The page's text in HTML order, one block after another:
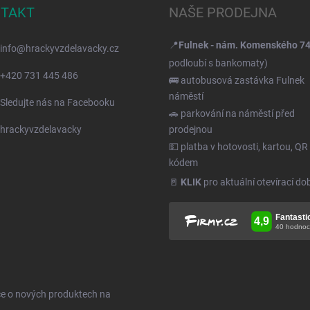
info@hrackyvzdelavacky.cz
+420 731 445 486
Sledujte nás na Facebooku
hrackyvzdelavacky
NAŠE PRODEJNA
📍Fulnek - nám. Komenského 74
podloubí s bankomaty)
🚌 autobusová zastávka Fulnek
náměstí
🚗 parkování na náměstí před
prodejnou
💵 platba v hotovosti, kartou, QR
kódem
🚪 KLIK pro aktuální otevírací
o nových produktech na